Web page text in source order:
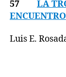
57
LA
ENCUENTRO
Luis E.